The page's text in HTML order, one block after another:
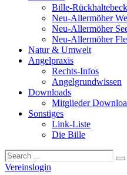
Bille-
Neu-Allermöher
Neu-Allermöher
Neu-Allermöher
Natur & Umwelt
Angelpraxis
Rechts-Infos
Angelgrundwissen
Downloads
Mitglieder
Sonstiges
Link-Liste
Die Bille
Vereinslogin